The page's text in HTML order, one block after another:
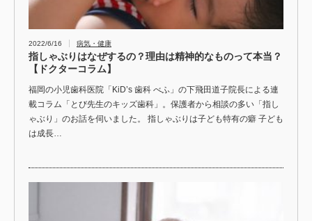
2022/6/16 病気・健康
指しゃぶりはなぜするの？理由は精神的なものって本当？
【ドクターコラム】
福岡の小児歯科医院「KiD’s 歯科 べふ」の下飛田道子院長による連
載コラム「とび先生のキッズ歯科」。保護者から相談の多い「指し
ゃぶり」のお話を伺いました。 指しゃぶりは子ども特有の癖 子ども
は成長…